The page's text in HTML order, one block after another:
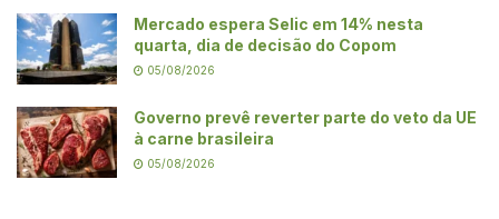
Mercado espera Selic em 14% nesta
quarta, dia de decisão do Copom
05/08/2026
Governo prevê reverter parte do veto da UE
à carne brasileira
05/08/2026